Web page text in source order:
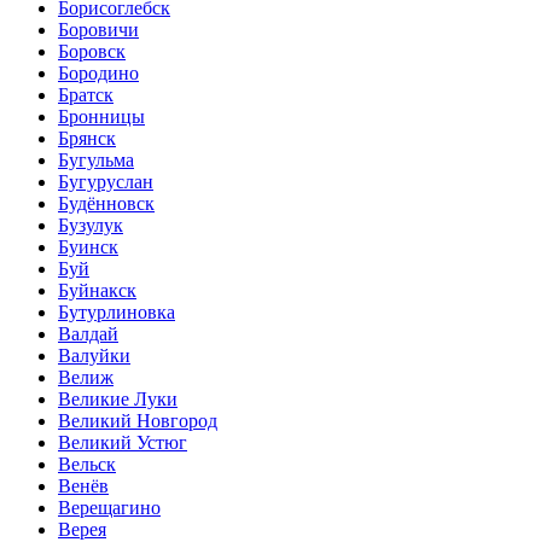
Борисоглебск
Боровичи
Боровск
Бородино
Братск
Бронницы
Брянск
Бугульма
Бугуруслан
Будённовск
Бузулук
Буинск
Буй
Буйнакск
Бутурлиновка
Валдай
Валуйки
Велиж
Великие Луки
Великий Новгород
Великий Устюг
Вельск
Венёв
Верещагино
Верея